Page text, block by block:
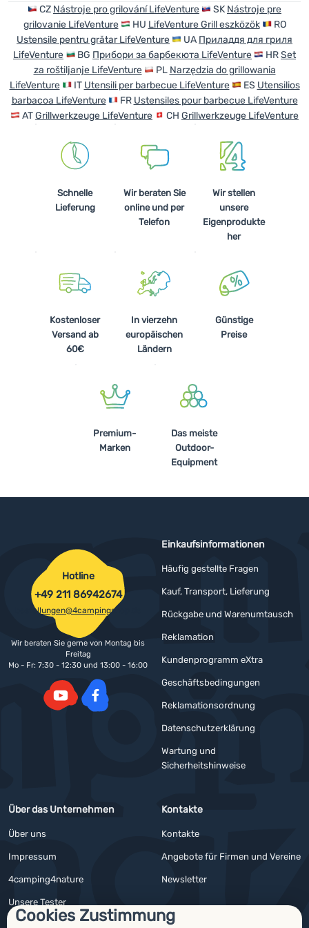
Cookies Zustimmung
Anmelden /
Registrieren
CZ Nástroje pro grilování LifeVenture SK Nástroje pre
grilovanie LifeVenture
HU LifeVenture Grill eszközök
RO
Ustensile pentru grătar LifeVenture
UA Приладдя для гриля
LifeVenture
BG Прибори за барбекюта LifeVenture HRSet
za roštiljanje LifeVenture
PL Narzędzia do grillowania
LifeVenture
IT Utensili per barbecue LifeVenture ES Utensilios
barbacoa LifeVenture
FR Ustensiles pour barbecue LifeVenture
ATGrillwerkzeuge LifeVenture CH Grillwerkzeuge LifeVenture
Schnelle
Lieferung
Wir beraten Sie
online und per
Telefon
Wir stellen
unsere
Eigenprodukte
her
Kostenloser
Versand ab
60€
In vierzehn
europäischen
Ländern
Günstige
Preise
Premium-
Marken
Das meiste
Outdoor-
Equipment
Einkaufsinformationen
Häufig gestellte Fragen
Kauf, Transport, Lieferung
Rückgabe und Warenumtausch
Reklamation
Kundenprogramm eXtra
Geschäftsbedingungen
Reklamationsordnung
Datenschutzerklärung
Wartung und
Sicherheitshinweise
Über das Unternehmen
Über uns
Impressum
4camping4nature
Unsere Tester
Kontakte
Kontakte
Angebote für Firmen und Vereine
Newsletter
Hotline
+49 211 86942674
bestellungen@4campingshop.de
Wir beraten Sie gerne von Montag bis
Freitag
Mo - Fr: 7:30 - 12:30 und 13:00 - 16:00